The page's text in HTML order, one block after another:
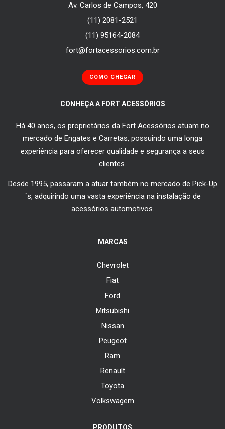
Av. Carlos de Campos, 420
(11) 2081-2521
(11) 95164-2084
fort@fortacessorios.com.br
COMO CHEGAR
CONHEÇA A FORT ACESSÓRIOS
Há 40 anos, os proprietários da Fort Acessórios atuam no
mercado de Engates e Carretas, possuindo uma longa
experiência para oferecer qualidade e segurança a seus
clientes.
Desde 1995, passaram a atuar também no mercado de Pick-Up
´s, adquirindo uma vasta experiência na instalação de
acessórios automotivos.
MARCAS
Chevrolet
Fiat
Ford
Mitsubishi
Nissan
Peugeot
Ram
Renault
Toyota
Volkswagem